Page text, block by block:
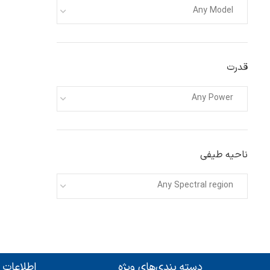
Any Model
قدرت
Any Power
ناحیه طیفی
Any Spectral region